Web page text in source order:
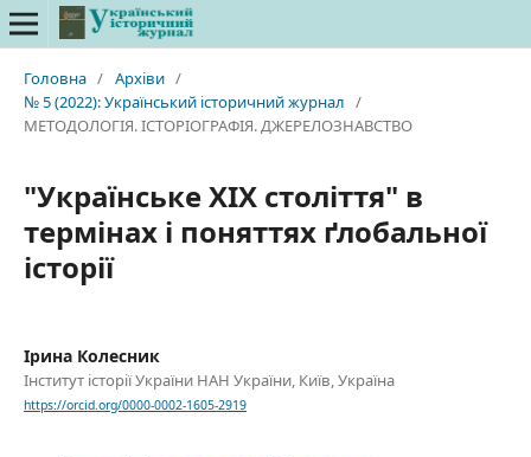
Головна / Архіви /
№ 5 (2022): Український історичний журнал /
МЕТОДОЛОГІЯ. ІСТОРІОГРАФІЯ. ДЖЕРЕЛОЗНАВСТВО
"Українське ХІХ століття" в
термінах і поняттях ґлобальної
історії
Ірина Колесник
Інститут історії України НАН України, Київ, Україна
https://orcid.org/0000-0002-1605-2919